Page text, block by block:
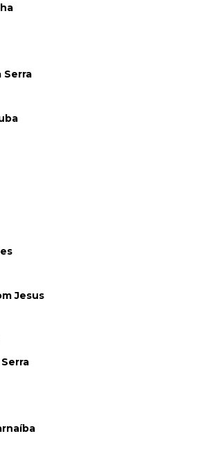
Serra
Jesus
Serra